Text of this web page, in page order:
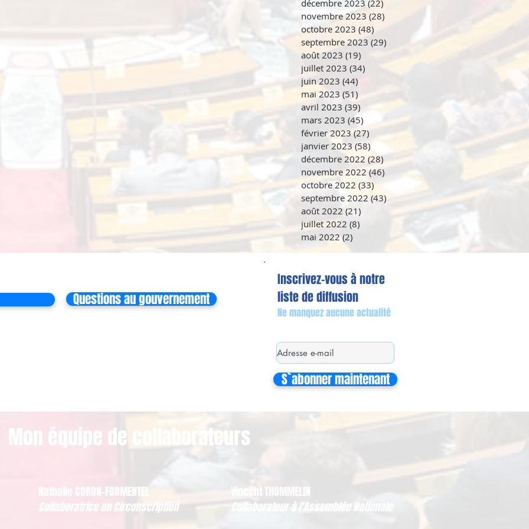
décembre 2023 (22)
novembre 2023 (28)
octobre 2023 (48)
septembre 2023 (29) 29 posts
août 2023 (19)
juillet 2023 (34) 34 posts
juin 2023 (44)
mai 2023 (51)
avril 2023 (39)
mars 2023 (45) 45 posts
février 2023 (27) 27 posts
janvier 2023 (58) 58 posts
décembre 2022 (28)
novembre 2022 (46) 46 posts
octobre 2022 (33)
septembre 2022 (43)
août 2022 (21)
juillet 2022 (8)
mai 2022 (2)
Questions au gouvernement
Inscrivez-vous à notre
liste de diffusion
Ne manquez aucune actualité
S`abonner maintenant
Mon équipe de collaborateurs
Vincent THOMMELIN
Collaborateur à l'Assemblée Nationale
Nathalie CORON-FORMENTEL
Collaboratrice en Circonscription